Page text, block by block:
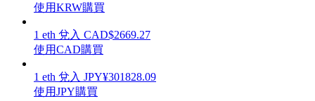
機槍池
使用KRW購買
1 eth 兌入 CAD$2669.27
使用CAD購買
1 eth 兌入 JPY¥301828.09
使用JPY購買